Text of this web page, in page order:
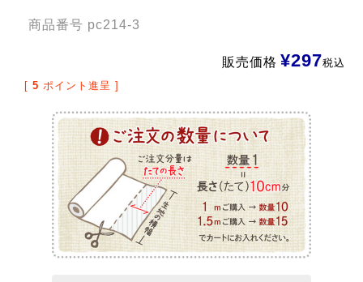
商品番号 pc214-3
販売価格 ¥297税込
[ 5 ポイント進呈 ]